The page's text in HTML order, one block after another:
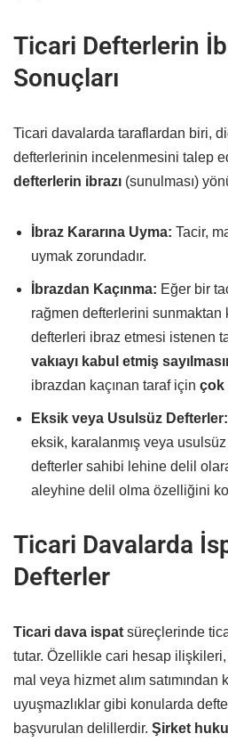
Ticari Defterlerin
Sonuçları
Ticari davalarda taraflardan biri,
defterlerinin incelenmesini talep
defterlerin ibrazı (sunulması)
İbraz Kararına Uyma: Tacir,
uymak zorundadır.
İbrazdan Kaçınma: Eğer bir
rağmen defterlerini sunmaktan
defterleri ibraz etmesi istenen
vakıayı kabul etmiş
ibrazdan kaçınan taraf için çok
Eksik veya Usulsüz Defterler:
eksik, karalanmış veya
defterler sahibi lehine delil
aleyhine delil olma özelliğini
Ticari Davalarda
Defterler
Ticari dava ispat süreçlerinde
tutar. Özellikle cari hesap ilişkileri,
mal veya hizmet alım satımından
uyuşmazlıklar gibi konularda defter
başvurulan delillerdir. Şirket